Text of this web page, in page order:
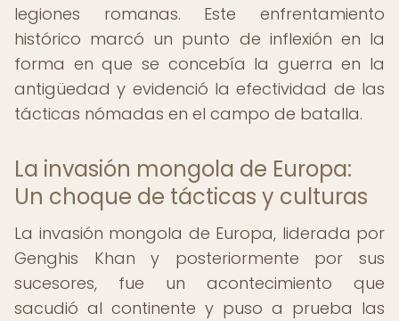
legiones romanas. Este enfrentamiento
histórico marcó un punto de inflexión en la
forma en que se concebía la guerra en la
antigüedad y evidenció la efectividad de las
tácticas nómadas en el campo de batalla.
La invasión mongola de Europa:
Un choque de tácticas y culturas
La invasión mongola de Europa, liderada por
Genghis Khan y posteriormente por sus
sucesores, fue un acontecimiento que
sacudió al continente y puso a prueba las